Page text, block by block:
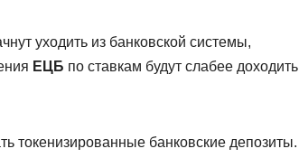
уходить из банковской системы,
ЕЦБ по ставкам будут слабее доходить
токенизированные банковские депозиты.